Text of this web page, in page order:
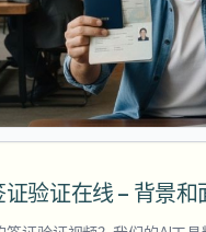
证验证在线 – 背景和